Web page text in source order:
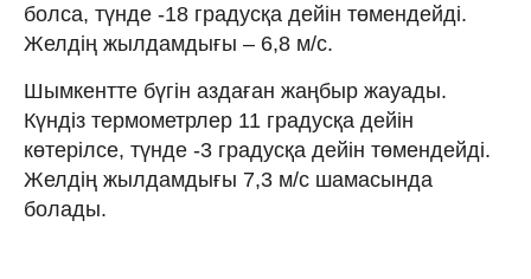
болса, түнде -18 градусқа дейін төмендейді.
Желдің жылдамдығы – 6,8 м/с.
Шымкентте бүгін аздаған жаңбыр жауады.
Күндіз термометрлер 11 градусқа дейін
көтерілсе, түнде -3 градусқа дейін төмендейді.
Желдің жылдамдығы 7,3 м/с шамасында
болады.